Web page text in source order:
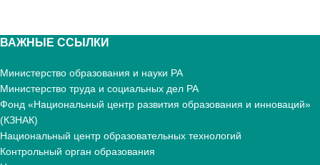
ВАЖНЫЕ ССЫЛКИ
Министерство образования и науки РА
Министерство труда и социальных дел РА
Фонд «Национальный центр развития образования и инноваций»
(КЗНАК)
Национальный центр образовательных технологий
Контрольный орган образования